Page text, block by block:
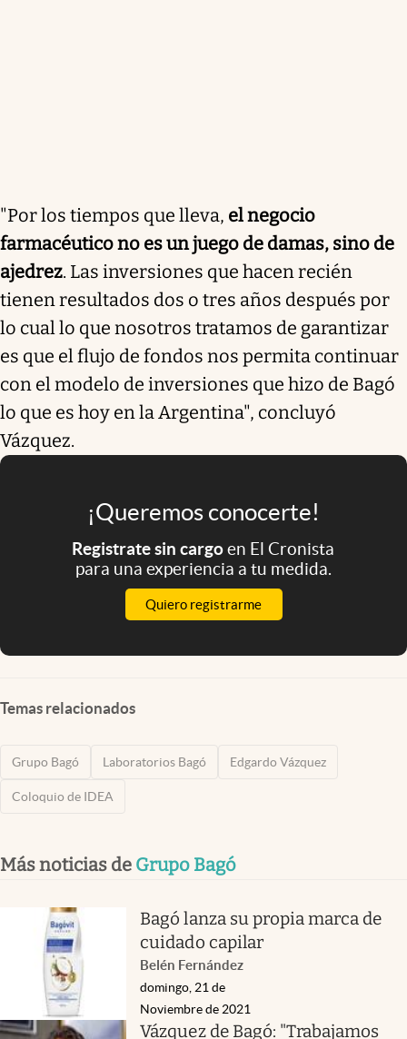
"Por los tiempos que lleva, el negocio
farmacéutico no es un juego de damas, sino de
ajedrez. Las inversiones que hacen recién
tienen resultados dos o tres años después por
lo cual lo que nosotros tratamos de garantizar
es que el flujo de fondos nos permita continuar
con el modelo de inversiones que hizo de Bagó
lo que es hoy en la Argentina", concluyó
Vázquez.
¡Queremos conocerte!
Registrate sin cargoen El Cronista
para una experiencia a tu medida.
Quiero registrarme
Temas relacionados
Grupo Bagó Laboratorios Bagó Edgardo Vázquez
Coloquio de IDEA
Más noticias de Grupo Bagó
Bagó lanza su propia marca de
cuidado capilar
Belén Fernández
domingo, 21 de
Noviembre de 2021
Vázquez de Bagó: "Trabajamos